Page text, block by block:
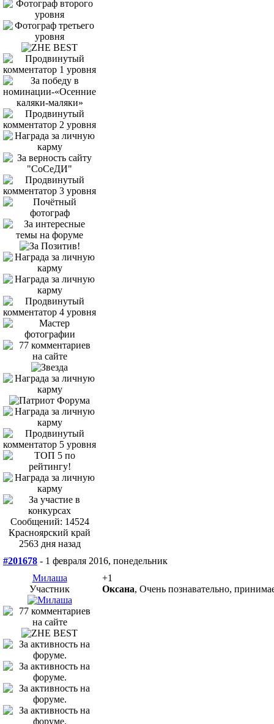
Сообщений: 14524
Красноярский край
2563 дня назад
#201678 - 1 февраля 2016, понедельник
Милаша
Участник
+1
Оксана, Очень познавательно,